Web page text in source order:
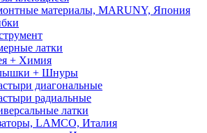
материалы, MARUNY, Япония
латки
+ Химия
+ Шнуры
диагональные
радиальные
латки
LAMCO, Италия